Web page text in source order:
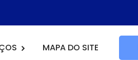
MAPA DO SITE